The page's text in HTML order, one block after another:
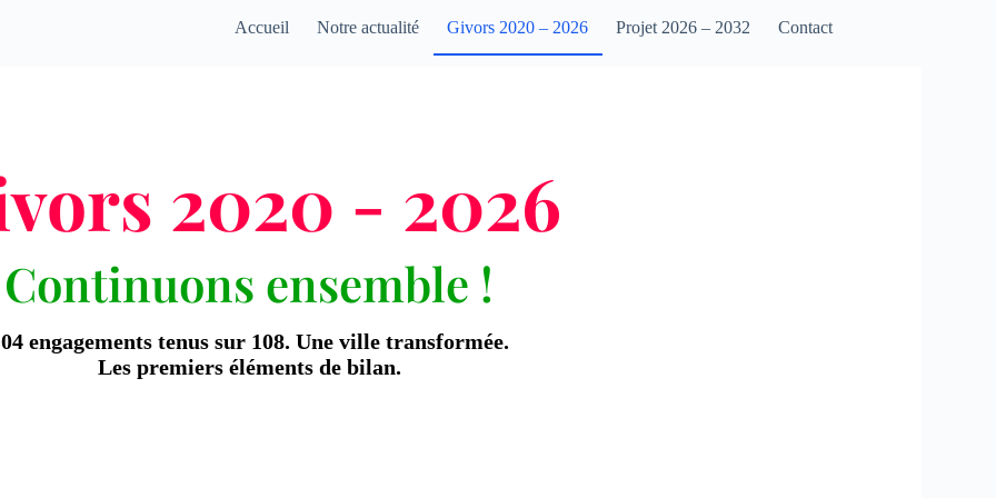
Accueil Notre actualité Givors 2020 – 2026 Projet 2026 – 2032 Contact
2020 - 2026
Continuons ensemble !
engagements tenus sur 108. Une ville transformée.
Les premiers éléments de bilan.